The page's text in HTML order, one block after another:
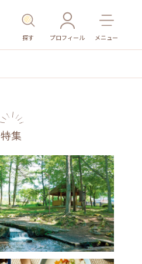
探す プロフィール メニュー
その他施設 ごはん
特集